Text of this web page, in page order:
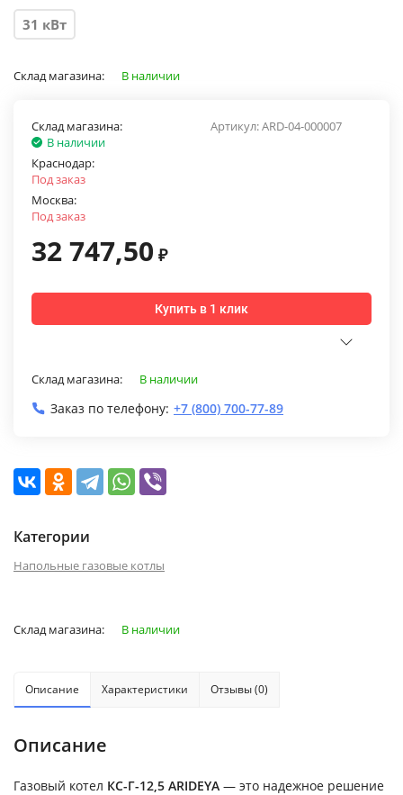
31 кВт
Склад магазина: В наличии
Артикул:ARD-04-000007
Склад магазина:
В наличии
Краснодар:
Под заказ
Москва:
Под заказ
32 747,50 ₽
Купить в 1 клик
Склад магазина: В наличии
Заказ по телефону: +7 (800) 700-77-89
Категории
Напольные газовые котлы
Склад магазина: В наличии
Описание Характеристики Отзывы (0)
Описание
Газовый котел КС-Г-12,5 ARIDEYA — это надежное решение